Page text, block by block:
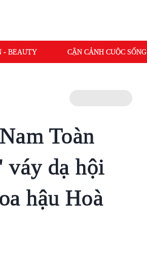
- BEAUTY CẬN CẢNH CUỘC SỐNG
Toàn
váy dạ hội
hậu Hoà